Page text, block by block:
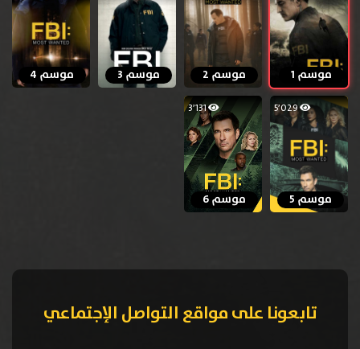
موسم 1 موسم 2 موسم 3 موسم 4
5٬029
موسم 5
3٬131
موسم 6
تابعونا على مواقع التواصل الإجتماعي